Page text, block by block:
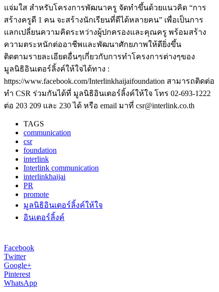
แจ่มใส สำหรับโครงการพัฒนาครู จัดทำขึ้นด้วยแนวคิด “การ
สร้างครูดี 1 คน จะสร้างนักเรียนที่ดีได้หลายคน” เพื่อเป็นการ
แลกเปลี่ยนความคิดระหว่างผู้ปกครองและคุณครู พร้อมสร้าง
ความตระหนักต่ออาชีพและพัฒนาศักยภาพให้ดียิ่งขึ้น
ติดตามรายละเอียดอื่นๆเกี่ยวกับการทำโครงการต่างๆของ
มูลนิธิอินเตอร์ลิ้งค์ให้ใจได้ทาง :
https://www.facebook.com/Interlinkhaijaifoundation สามารถติดต่อ
ทำ CSR ร่วมกันได้ที่ มูลนิธิอินเตอร์ลิ้งค์ให้ใจ โทร 02-693-1222
ต่อ 203 209 และ 230 ได้ หรือ email มาที่ csr@interlink.co.th
TAGS
communication
csr
foundation
interlink
Interlink communication
interlinkhaijai
PR
promote
มูลนิธิอินเตอร์ลิ้งค์ให้ใจ
อินเตอร์ลิ้งค์
Facebook
Twitter
Google+
Pinterest
WhatsApp